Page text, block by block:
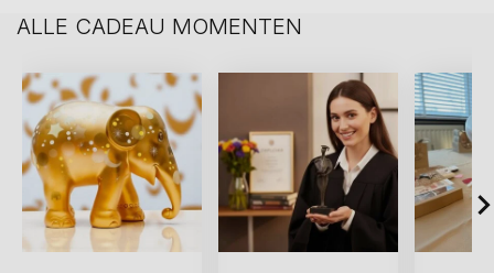
ALLE CADEAU MOMENTEN